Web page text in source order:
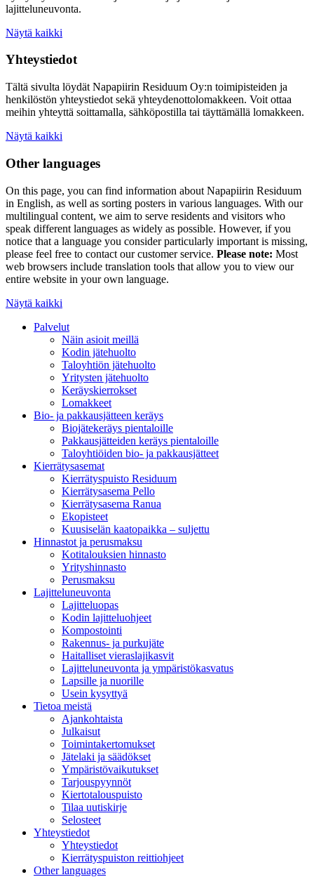
lajitteluneuvonta.
Näytä kaikki
Yhteystiedot
Tältä sivulta löydät Napapiirin Residuum Oy:n toimipisteiden ja
henkilöstön yhteystiedot sekä yhteydenottolomakkeen. Voit ottaa
meihin yhteyttä soittamalla, sähköpostilla tai täyttämällä lomakkeen.
Näytä kaikki
Other languages
On this page, you can find information about Napapiirin Residuum
in English, as well as sorting posters in various languages. With our
multilingual content, we aim to serve residents and visitors who
speak different languages as widely as possible. However, if you
notice that a language you consider particularly important is missing,
please feel free to contact our customer service. Please note: Most
web browsers include translation tools that allow you to view our
entire website in your own language.
Näytä kaikki
Palvelut
Näin asioit meillä
Kodin jätehuolto
Taloyhtiön jätehuolto
Yritysten jätehuolto
Keräyskierrokset
Lomakkeet
Bio- ja pakkausjätteen keräys
Biojätekeräys pientaloille
Pakkausjätteiden keräys pientaloille
Taloyhtiöiden bio- ja pakkausjätteet
Kierrätysasemat
Kierrätyspuisto Residuum
Kierrätysasema Pello
Kierrätysasema Ranua
Ekopisteet
Kuusiselän kaatopaikka – suljettu
Hinnastot ja perusmaksu
Kotitalouksien hinnasto
Yrityshinnasto
Perusmaksu
Lajitteluneuvonta
Lajitteluopas
Kodin lajitteluohjeet
Kompostointi
Rakennus- ja purkujäte
Haitalliset vieraslajikasvit
Lajitteluneuvonta ja ympäristökasvatus
Lapsille ja nuorille
Usein kysyttyä
Tietoa meistä
Ajankohtaista
Julkaisut
Toimintakertomukset
Jätelaki ja säädökset
Ympäristövaikutukset
Tarjouspyynnöt
Kiertotalouspuisto
Tilaa uutiskirje
Selosteet
Yhteystiedot
Yhteystiedot
Kierrätyspuiston reittiohjeet
Other languages